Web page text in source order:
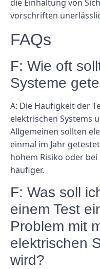
die Einhaltung von
vorschriften
FAQs
F: Wie oft
Systeme
A: Die Häufigkeit der
elektrischen Systems
Allgemeinen sollten
einmal im Jahr
hohem Risiko oder
häufiger.
F: Was soll
einem Test
Problem mit
elektrischen
wird?